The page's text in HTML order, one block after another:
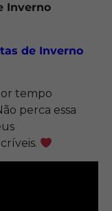
Inverno
de Inverno
tempo
perca essa